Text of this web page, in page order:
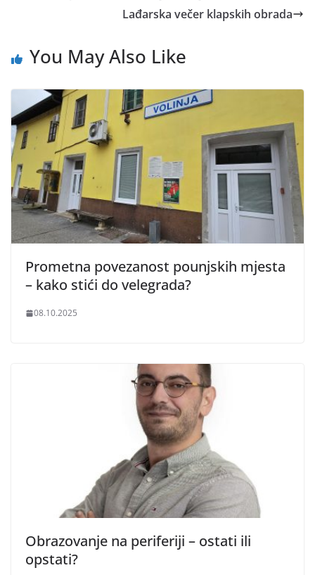
Lađarska večer klapskih obrada
You May Also Like
Prometna povezanost pounjskih mjesta
– kako stići do velegrada?
08.10.2025
Obrazovanje na periferiji – ostati ili
opstati?